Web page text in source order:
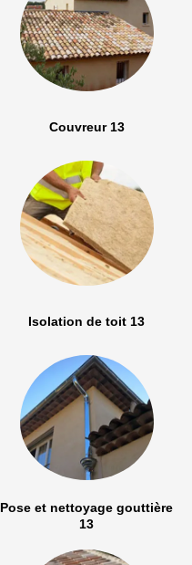
Couvreur 13
Isolation de toit 13
Pose et nettoyage gouttière
13